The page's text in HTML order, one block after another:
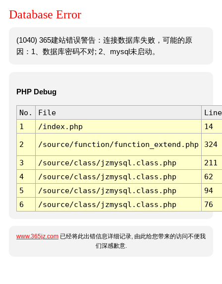
Database Error
(1040) 365建站错误警告：连接数据库失败，可能的原
因：1、数据库密码不对; 2、mysql未启动。
PHP Debug
No. File
Line
1
/index.php 14
2 /source/function/function_extend.php 324
3 /source/class/jzmysql.class.php
211
4
/source/class/jzmysql.class.php
62
5
/source/class/jzmysql.class.php
94
6
/source/class/jzmysql.class.php 76
www.365jz.com 已经将此出错信息详细记录, 由此给您带来的访问不便我
们深感歉意.